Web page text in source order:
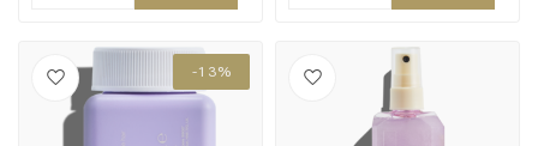
Stylingprodukte Haarfärbung
-13%